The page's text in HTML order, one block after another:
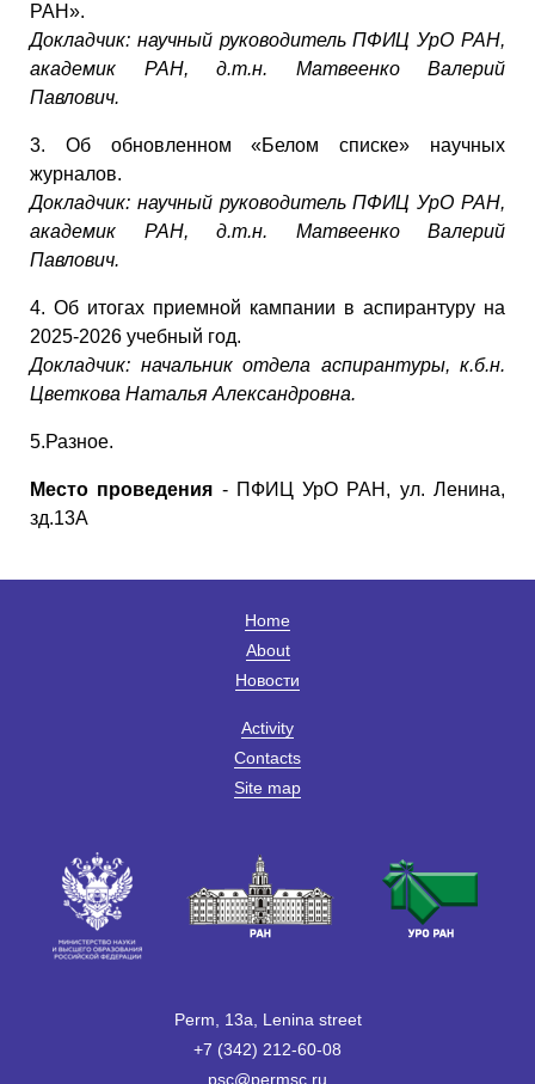
РАН».
Докладчик: научный руководитель ПФИЦ УрО РАН,
академик РАН, д.т.н. Матвеенко Валерий
Павлович.
3. Об обновленном «Белом списке» научных
журналов.
Докладчик: научный руководитель ПФИЦ УрО РАН,
академик РАН, д.т.н. Матвеенко Валерий
Павлович.
4. Об итогах приемной кампании в аспирантуру на
2025-2026 учебный год.
Докладчик: начальник отдела аспирантуры, к.б.н.
Цветкова Наталья Александровна.
5.Разное.
Место проведения - ПФИЦ УрО РАН, ул. Ленина,
зд.13А
Home
About
Новости
Activity
Contacts
Site map
Perm, 13a, Lenina street
+7 (342) 212-60-08
psc@permsc.ru